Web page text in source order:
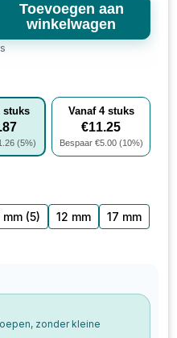
Toevoegen aan
winkelwagen
stuks
(5%)
Vanaf 4stuks
€11.25
Bespaar €5.00(10%)
mm (5) 12 mm
17 mm
zonder kleine